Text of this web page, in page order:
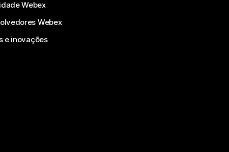
Webex
Webex
e inovações